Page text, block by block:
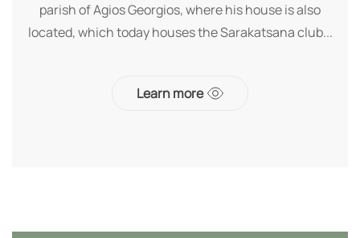
parish of Agios Georgios, where his house is also
located, which today houses the Sarakatsana club...
Learn more